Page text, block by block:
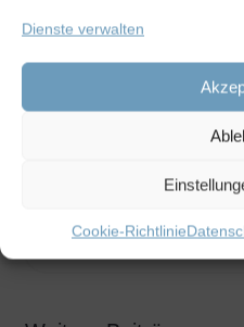
Dienste verwalten
Cookie-Richtlinie
Schwiegersohn. Der ist
geführt, in dem alles in
der Packers versehen ist.